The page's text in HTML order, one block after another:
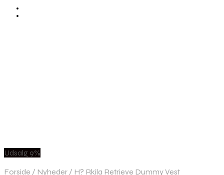
Udsalg 9%
Forside / Nyheder / H? Rkila Retrieve Dummy Vest